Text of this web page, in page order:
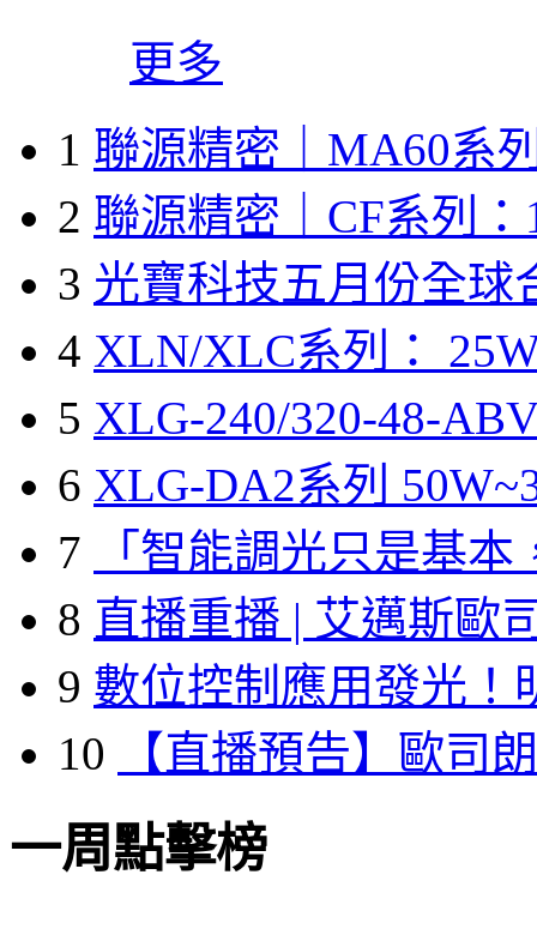
更多
1 聯源精密｜MA60系
2 聯源精密｜CF系列：
3 光寶科技五月份全球
4 XLN/XLC系列：
5 XLG-240/320-48-
6 XLG-DA2系列
7
「智能調光只是基本
8 直播重播 | 艾邁斯歐
9 數位控制應用發光！
10
【直播預告】歐司
一周點擊榜